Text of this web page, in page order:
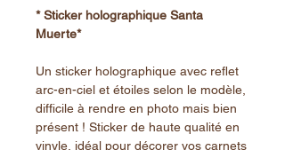
* Sticker holographique Santa
Muerte*
Un sticker holographique avec reflet
arc-en-ciel et étoiles selon le modèle,
difficile à rendre en photo mais bien
présent ! Sticker de haute qualité en
vinyle, idéal pour décorer vos carnets